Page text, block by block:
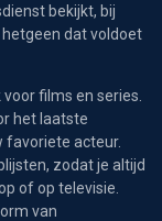
bekijkt, bij
dat voldoet
films en series.
het laatste
favoriete acteur.
zodat je altijd
of op televisie.
van